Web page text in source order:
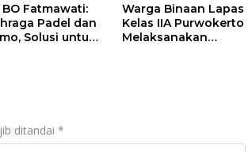
BO Fatmawati:
Padel dan
Solusi untuk
Warga Binaan Lapas
Kelas IIA Purwokerto
Melaksanakan
ditandai *